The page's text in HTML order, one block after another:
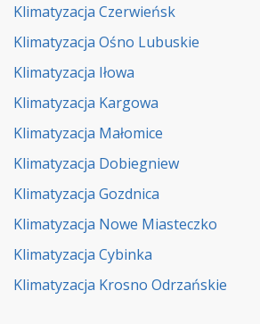
Klimatyzacja Czerwieńsk
Klimatyzacja Ośno Lubuskie
Klimatyzacja Iłowa
Klimatyzacja Kargowa
Klimatyzacja Małomice
Klimatyzacja Dobiegniew
Klimatyzacja Gozdnica
Klimatyzacja Nowe Miasteczko
Klimatyzacja Cybinka
Klimatyzacja Krosno Odrzańskie